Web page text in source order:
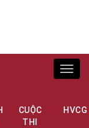
CUỘC
THI
HVCG